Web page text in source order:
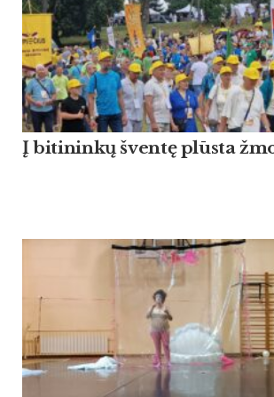
Į bitininkų šventę plūsta